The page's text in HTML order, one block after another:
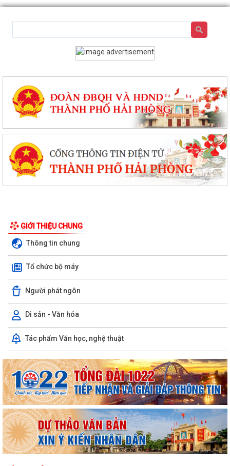
GIỚI THIỆU CHUNG
Thông tin chung
Tổ chức bộ máy
Người phát ngôn
Di sản - Văn hóa
Tác phẩm Văn học, nghệ thuật
và các khoản hỗ trợ đầu năm học...
UBND xã An Khánh họp nghe báo cáo công tác chuẩn bị các hoạt động
kỷ niệm Ngày Thương binh - Liệt...
V/v nâng cao chất lượng và hiệu quả giải quyết thủ tục hành chính
phục vụ người dân, doanh nghiệp
V/v tăng cường công tác truyền thông phòng ngừa, giảm thiểu lao
động trẻ em